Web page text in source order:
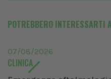
POTREBBERO INTERESSARTI
07/08/2026
CLINICA